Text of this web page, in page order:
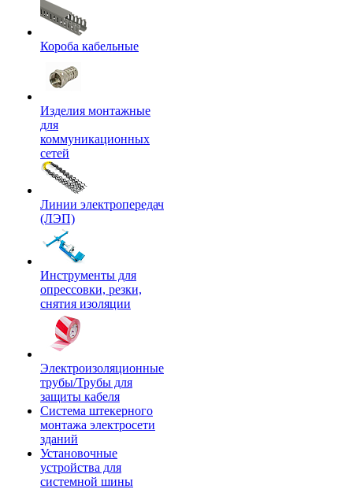
Короба кабельные
Изделия монтажные
для
коммуникационных
сетей
Линии электропередач
(ЛЭП)
Инструменты для
опрессовки, резки,
снятия изоляции
Электроизоляционные
трубы/Трубы для
защиты кабеля
Система штекерного
монтажа электросети
зданий
Установочные
устройства для
системной шины